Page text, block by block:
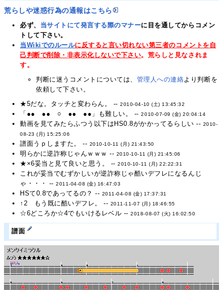
荒らしや迷惑行為の通報はこちら
必ず、 当サイトにて発言する際のマナーに目を通してからコメン
トして下さい。
当Wikiでのルールに反すると言い切れない第三者のコメントを自
己判断で削除・非表示化しないで下さい。荒らしと見なされま
す。
判断に迷うコメントについては、 管理人への連絡より判断を
依頼して下さい。
★5だな。タッチと変わらん。 --2010-04-10 (土) 13:45:32
「●● ●● ○ ●● ●●」も難しい。 --2010-07-09 (金) 20:04:14
動画を見てみたらふつう以下はHS0.8がかかってるらしい -- 2010-
08-23 (月) 15:25:06
譜面うｐしますた。 -- 2010-10-11 (月) 21:43:50
明らかに逆詐称じゃんｗｗｗ -- 2010-10-11 (月) 21:45:06
★×6妥当と見て良いと思う。 --2010-10-11 (月) 22:22:31
これが妥当でむずかしいが逆詐称じゃ酷いデフレになるんじ
ゃ・・・ --2011-04-08 (金) 16:47:03
HSて0.8であってるの？ -- 2011-04-08 (金) 17:37:31
↑2 もう既に酷いデフレ。 -- 2011-11-07 (月) 18:46:55
☆6どころか☆4でもいけるレベル --2018-08-07 (火) 16:02:50
譜面